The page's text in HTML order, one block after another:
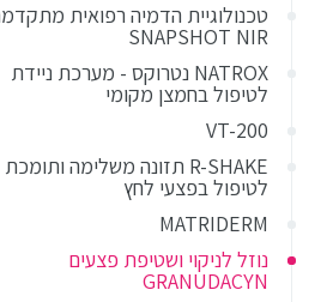
טכנולוגיית הדמיה רפואית
SNAPSHOT NIR
NATROX נטרוקס - מערכת ניידת
לטיפול בחמצן מקומי
VT-200
R-SHAKE תזונה משלימה ותומכת
לטיפול בפצעי לחץ
MATRIDERM
נוזל לניקוי ושטיפת פצעים
GRANUDACYN